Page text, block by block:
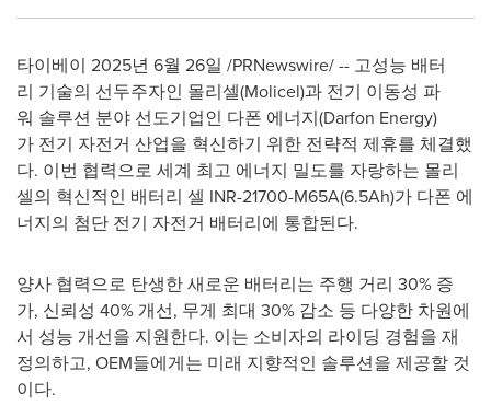
타이베이 2025년 6월 26일 /PRNewswire/ -- 고성능 배터
리 기술의 선두주자인 몰리셀(Molicel)과 전기 이동성 파
워 솔루션 분야 선도기업인 다폰 에너지(Darfon Energy)
가 전기 자전거 산업을 혁신하기 위한 전략적 제휴를 체결했
다. 이번 협력으로 세계 최고 에너지 밀도를 자랑하는 몰리
셀의 혁신적인 배터리 셀 INR-21700-M65A(6.5Ah)가 다폰 에
너지의 첨단 전기 자전거 배터리에 통합된다.
양사 협력으로 탄생한 새로운 배터리는 주행 거리 30% 증
가, 신뢰성 40% 개선, 무게 최대 30% 감소 등 다양한 차원에
서 성능 개선을 지원한다. 이는 소비자의 라이딩 경험을 재
정의하고, OEM들에게는 미래 지향적인 솔루션을 제공할 것
이다.